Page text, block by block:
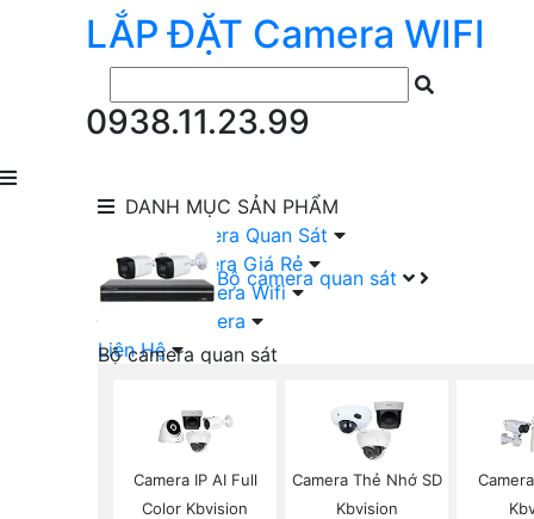
LẮP ĐẶT Camera WIFI
0938.11.23.99
DANH MỤC SẢN PHẨM
Bộ camera quan sát
Bộ camera quan sát
Camera KBVISION Trọn Bộ
Camera DAHUA Trọn Bộ
Camera giá Rẻ Trọn Bộ
Bộ Camera Nên Dùng
lắp Đặt Camera Quan Sát
Lắp Bộ Camera Giá Rẻ
Lắp Đặt Camera Wifi
Đầu Ghi Camera
Liên Hệ
Camera IP AI Full
Color Kbvision
Camera Thẻ Nhớ SD
Kbvision